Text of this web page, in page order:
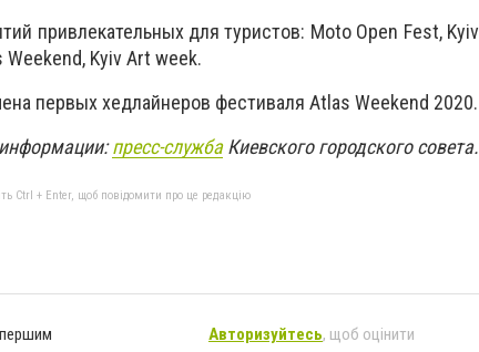
привлекательных для туристов: Moto Open Fest, Kyiv
Weekend, Kyiv Art week.
первых хедлайнеров фестиваля Atlas Weekend 2020.
пресс-службаКиевского городского совета.
Ctrl + Enter, щоб повідомити про це редакцію
першим Авторизуйтесь, щоб оцінити